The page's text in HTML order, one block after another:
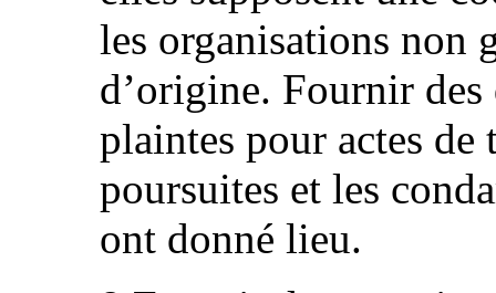
les organisations non
d’origine. Fournir des
plaintes pour actes de
poursuites et les
ont donné lieu.